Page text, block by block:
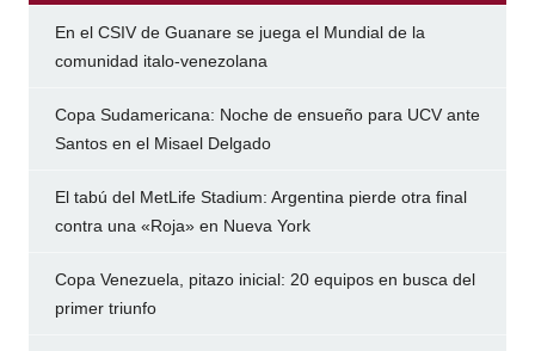
En el CSIV de Guanare se juega el Mundial de la
comunidad italo-venezolana
Copa Sudamericana: Noche de ensueño para UCV ante
Santos en el Misael Delgado
El tabú del MetLife Stadium: Argentina pierde otra final
contra una «Roja» en Nueva York
Copa Venezuela, pitazo inicial: 20 equipos en busca del
primer triunfo